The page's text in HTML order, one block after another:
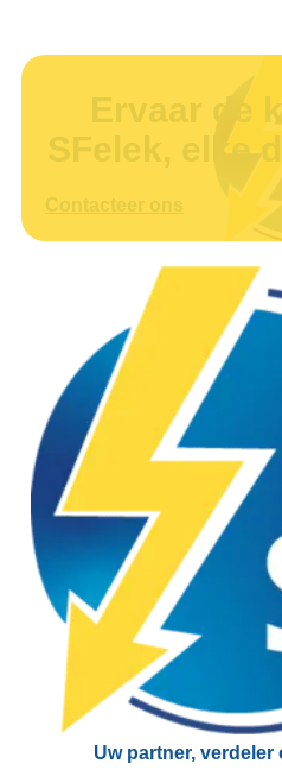
Ervaar de
SFelek, elke
Contacteer ons
Uw partner,